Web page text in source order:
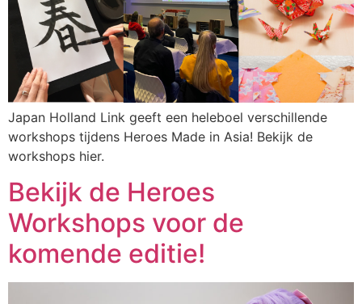
Japan Holland Link geeft een heleboel verschillende
workshops tijdens Heroes Made in Asia! Bekijk de
workshops hier.
Bekijk de Heroes
Workshops voor de
komende editie!